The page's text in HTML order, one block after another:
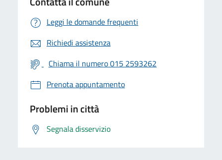
Leggi le domande frequenti
Richiedi assistenza
Chiama il numero 015 2593262
Prenota appuntamento
Problemi in città
Segnala disservizio